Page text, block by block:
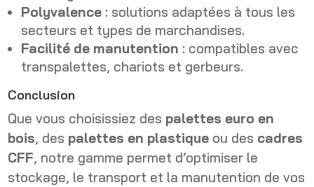
Polyvalence : solutions adaptées à tous les
secteurs et types de marchandises.
Facilité de manutention : compatibles avec
transpalettes, chariots et gerbeurs.
Conclusion
Que vous choisissiez des palettes euro en
bois, des palettes en plastique ou des cadres
CFF, notre gamme permet d’optimiser le
stockage, le transport et la manutention de vos